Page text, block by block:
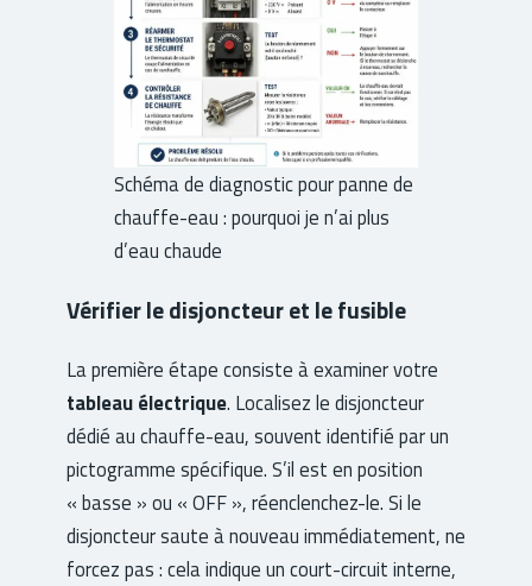
Schéma de diagnostic pour panne de
chauffe-eau : pourquoi je n’ai plus
d’eau chaude
Vérifier le disjoncteur et le fusible
La première étape consiste à examiner votre
tableau électrique. Localisez le disjoncteur
dédié au chauffe-eau, souvent identifié par un
pictogramme spécifique. S’il est en position
« basse » ou « OFF », réenclenchez-le. Si le
disjoncteur saute à nouveau immédiatement, ne
forcez pas : cela indique un court-circuit interne,